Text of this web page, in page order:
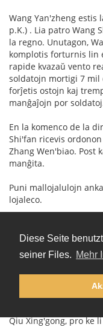
Diese Seite
seiner Files. Mehr
Wang Yan'zheng estis
p.K.) . Lia patro Wang
la regno. Unutagon,
komplotis forturnis lin
rapide kvazaŭ vento
soldatojn mortigi 7 mil
forĵetis ostojn kaj
manĝaĵojn por
En la komenco de la
Shi'fan ricevis
Zhang Wen'biao. Post
manĝita.
Puni mallojalulojn
lojaleco.
La imperiestro Yang
disigante kaj bakante
imperiestro, ricevis
estis bakitaj kaj
ordonon, estis
La imperiestro Tai
Qiu Xing'gong, pro ke